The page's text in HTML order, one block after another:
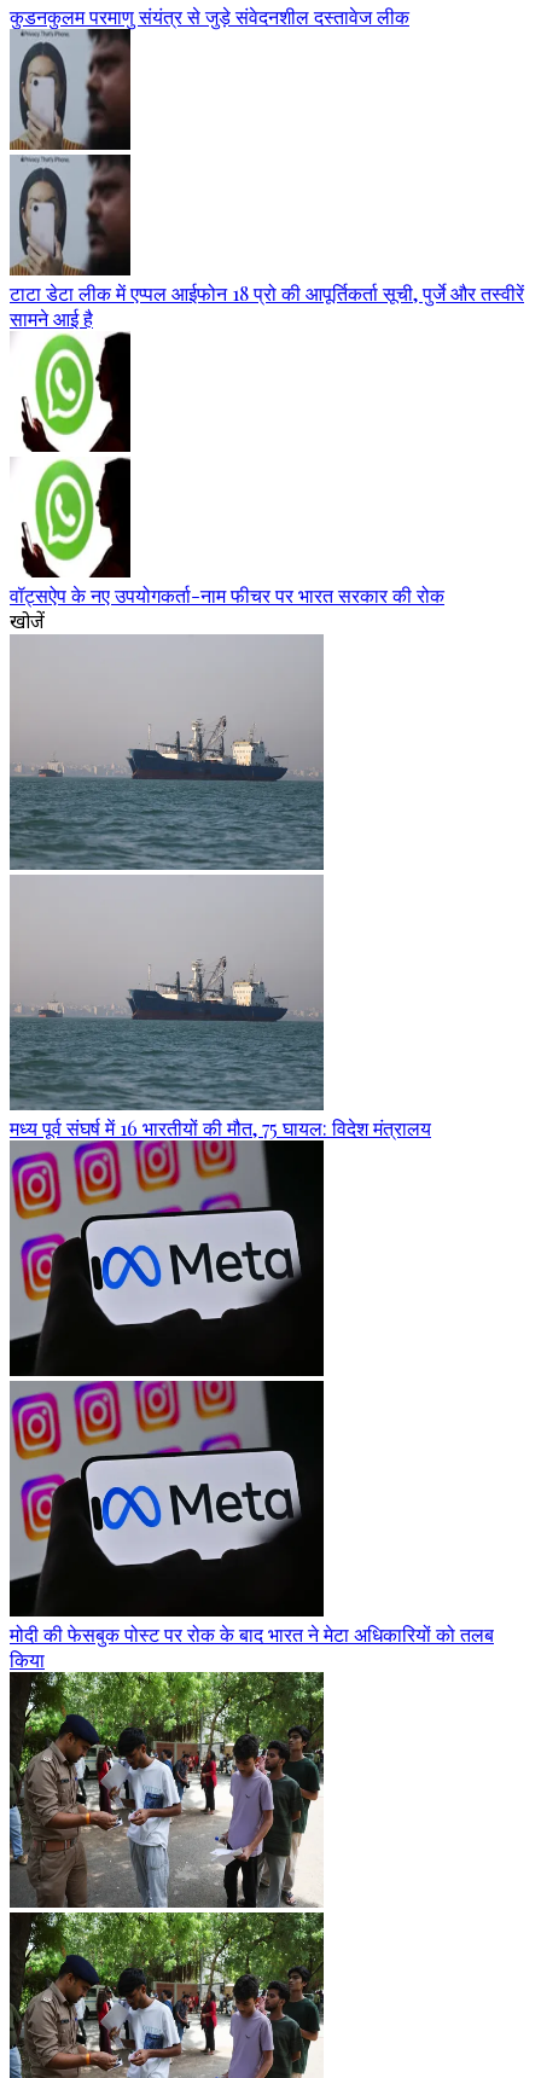
कुडनकुलम परमाणु संयंत्र से जुड़े संवेदनशील दस्तावेज लीक
टाटा डेटा लीक में एप्पल आईफोन 18 प्रो की आपूर्तिकर्ता सूची, पुर्जे और तस्वीरें
सामने आई है
वॉट्सऐप के नए उपयोगकर्ता-नाम फीचर पर भारत सरकार की रोक
खोजें
मध्य पूर्व संघर्ष में 16 भारतीयों की मौत, 75 घायल: विदेश मंत्रालय
मोदी की फेसबुक पोस्ट पर रोक के बाद भारत ने मेटा अधिकारियों को तलब
किया